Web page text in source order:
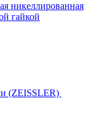
никеллированная
гайкой
(ZEISSLER)